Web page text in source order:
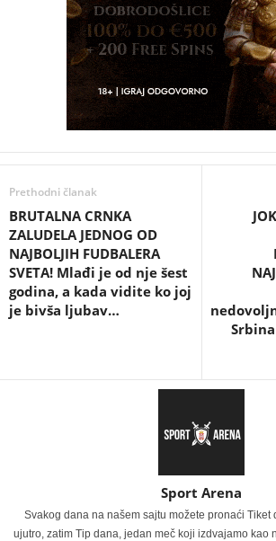
Prethodni članak
BRUTALNA CRNKA
ZALUDELA JEDNOG OD
NAJBOLJIH FUDBALERA
SVETA! Mlađi je od nje šest
godina, a kada vidite ko joj
je bivša ljubav…
Sport Arena
Svakog dana na našem sajtu možete pronaći Tiket
ujutro, zatim Tip dana, jedan meč koji izdvajamo kao